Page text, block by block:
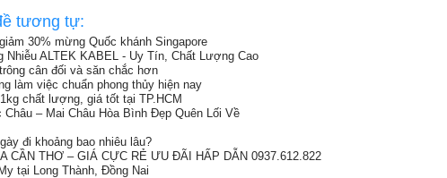
tương tự:
30% mừng Quốc khánh Singapore
Nhiễu ALTEK KABEL - Uy Tín, Chất Lượng Cao
cân đối và săn chắc hơn
làm việc chuẩn phong thủy hiện nay
chất lượng, giá tốt tại TP.HCM
– Mai Châu Hòa Bình Đẹp Quên Lối Về
đi khoảng bao nhiêu lâu?
CẦN THƠ – GIÁ CỰC RẺ ƯU ĐÃI HẤP DẪN 0937.612.822
tại Long Thành, Đồng Nai